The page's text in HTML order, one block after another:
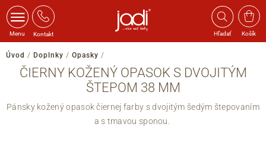
Menu Kontakt Hľadať Košík
Úvod / Doplnky / Opasky /
ČIERNY KOŽENÝ OPASOK S DVOJITÝM
ŠTEPOM 38 MM
Pánsky kožený opasok čiernej farby s dvojitým šedým štepovaním
a s tmavou sponou.